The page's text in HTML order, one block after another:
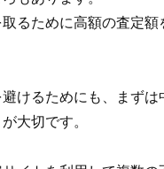
るために高額の査定額
けるためにも、まずは
大切です。